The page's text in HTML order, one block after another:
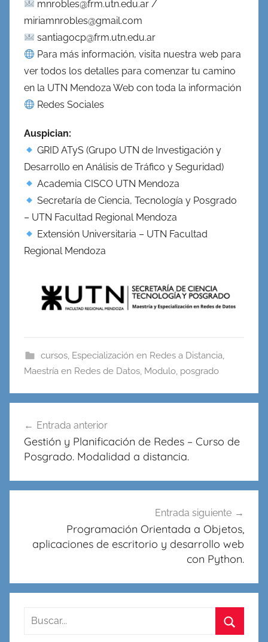
mnrobles@frm.utn.edu.ar /
miriamnrobles@gmail.com
santiagocp@frm.utn.edu.ar
Para más información, visita nuestra web para
ver todos los detalles para comenzar tu camino
en la UTN Mendoza Web con toda la información
Redes Sociales
Auspician:
GRID ATyS (Grupo UTN de Investigación y
Desarrollo en Análisis de Tráfico y Seguridad)
Academia CISCO UTN Mendoza
Secretaría de Ciencia, Tecnología y Posgrado
– UTN Facultad Regional Mendoza
Extensión Universitaria – UTN Facultad
Regional Mendoza
cursos, Especialización en Redes a Distancia,
Maestría en Redes de Datos, Modulo, posgrado
de
entradas
Entrada anterior
Gestión y Planificación de Redes – Curso de
Posgrado. Modalidad a distancia.
Entrada siguiente
Programación Orientada a Objetos,
aplicaciones de escritorio y desarrollo web
con Python.
Buscar: